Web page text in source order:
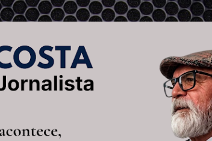
para o conteúdo principal